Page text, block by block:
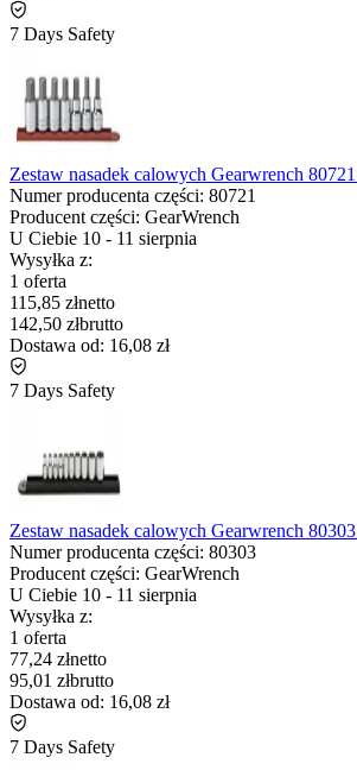
7 Days Safety
Zestaw nasadek calowych Gearwrench
Numer producenta części: 80721
Producent części: GearWrench
U Ciebie 10 - 11 sierpnia
Wysyłka z:
1 oferta
115,85 złnetto
142,50 złbrutto
Dostawa od: 16,08 zł
7 Days Safety
Zestaw nasadek calowych Gearwrench
Numer producenta części: 80303
Producent części: GearWrench
U Ciebie 10 - 11 sierpnia
Wysyłka z:
1 oferta
77,24 złnetto
95,01 złbrutto
Dostawa od: 16,08 zł
7 Days Safety